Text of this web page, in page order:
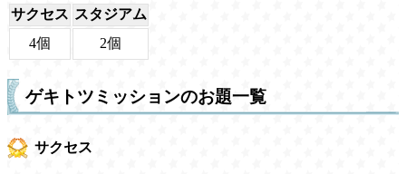
サクセス スタジアム
4個
2個
ゲキトツミッションのお題一覧
サクセス